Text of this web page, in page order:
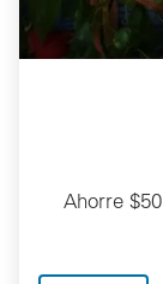
Ahorre